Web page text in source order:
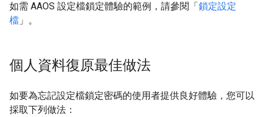
如需 AAOS 設定檔鎖定體驗的範例，請參閱「鎖定設定
檔 」。
個人資料復原最佳做法
如要為忘記設定檔鎖定密碼的使用者提供良好體驗，您可以
採取下列做法：